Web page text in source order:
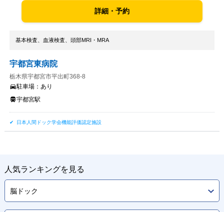
詳細・予約
基本検査、血液検査、頭部MRI・MRA
宇都宮東病院
栃木県宇都宮市平出町368-8
駐車場： あり
宇都宮駅
日本人間ドック学会機能評価認定施設
人気ランキングを見る